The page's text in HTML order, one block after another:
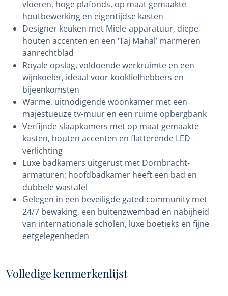
vloeren, hoge plafonds, op maat gemaakte
houtbewerking en eigentijdse kasten
Designer keuken met Miele-apparatuur, diepe
houten accenten en een ‘Taj Mahal’ marmeren
aanrechtblad
Royale opslag, voldoende werkruimte en een
wijnkoeler, ideaal voor kookliefhebbers en
bijeenkomsten
Warme, uitnodigende woonkamer met een
majestueuze tv-muur en een ruime opbergbank
Verfijnde slaapkamers met op maat gemaakte
kasten, houten accenten en flatterende LED-
verlichting
Luxe badkamers uitgerust met Dornbracht-
armaturen; hoofdbadkamer heeft een bad en
dubbele wastafel
Gelegen in een beveiligde gated community met
24/7 bewaking, een buitenzwembad en nabijheid
van internationale scholen, luxe boetieks en fijne
eetgelegenheden
Volledige kenmerkenlijst